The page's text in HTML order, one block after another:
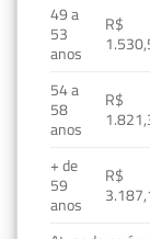
49 a
53
anos
R$
54 a
58
anos
R$
+ de
59
anos
R$